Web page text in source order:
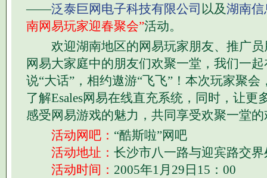
——泛泰巨网电子科技有限公司 以及湖南信
南网易玩家迎春聚会”活动。
欢迎湖南地区的网易玩家朋友、推广员
网易大家庭中的朋友们欢聚一堂，我们一
说“大话”，相约遨游“飞飞”！本次玩家聚
了解Esales网易在线直充系统，同时，让更
感受网易游戏的魅力，共同享受欢聚一堂
活动网吧： “酷斯啦”网吧
活动地址： 长沙市八一路与迎宾路交界
活动时间： 2005年1月29日15：00